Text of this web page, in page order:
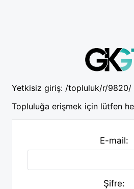
Yetkisiz giriş: /topluluk/r/9820/
Topluluğa erişmek için lütfen
E-mail:
Şifre: